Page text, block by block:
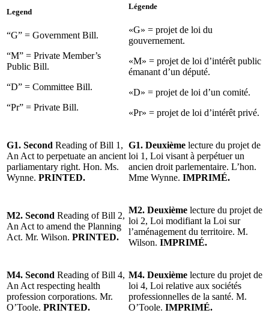
Legend
“G” = Government Bill.
“M” = Private Member’s
Public Bill.
“D” = Committee Bill.
“Pr” = Private Bill.
Légende
«G» = projet de loi du
gouvernement.
«M» = projet de loi d’intérêt public
émanant d’un député.
«D» = projet de loi d’un comité.
«Pr» = projet de loi d’intérêt privé.
G1. Second Reading of Bill 1,
An Act to perpetuate an ancient
parliamentary right. Hon. Ms.
Wynne. PRINTED.
G1. Deuxième lecture du projet de
loi 1, Loi visant à perpétuer un
ancien droit parlementaire. L’hon.
Mme Wynne. IMPRIMÉ.
M2. Second Reading of Bill 2,
An Act to amend the Planning
Act. Mr. Wilson. PRINTED.
M2. Deuxième lecture du projet de
loi 2, Loi modifiant la Loi sur
l’aménagement du territoire. M.
Wilson. IMPRIMÉ.
M4. Second Reading of Bill 4,
An Act respecting health
profession corporations. Mr.
O’Toole. PRINTED.
M4. Deuxième lecture du projet de
loi 4, Loi relative aux sociétés
professionnelles de la santé. M.
O’Toole. IMPRIMÉ.